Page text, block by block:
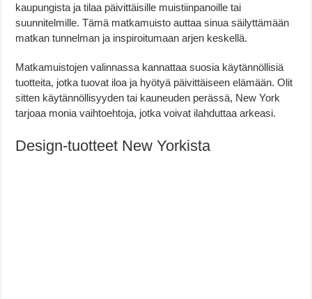
kaupungista ja tilaa päivittäisille muistiinpanoille tai
suunnitelmille. Tämä matkamuisto auttaa sinua säilyttämään
matkan tunnelman ja inspiroitumaan arjen keskellä.
Matkamuistojen valinnassa kannattaa suosia käytännöllisiä
tuotteita, jotka tuovat iloa ja hyötyä päivittäiseen elämään. Olit
sitten käytännöllisyyden tai kauneuden perässä, New York
tarjoaa monia vaihtoehtoja, jotka voivat ilahduttaa arkeasi.
Design-tuotteet New Yorkista